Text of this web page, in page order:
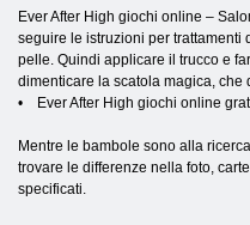
Ever After High giochi online –
seguire le istruzioni per trattamenti
pelle. Quindi applicare il trucco e
dimenticare la scatola magica, che
• Ever After High giochi online
Mentre le bambole sono alla
trovare le differenze nella foto,
specificati.